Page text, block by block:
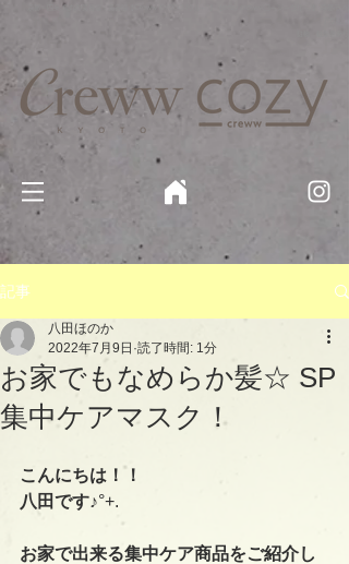
京都・四条 烏丸の美容室・美容院【Creww KYOTO (クルー)】【cozy creww(コージークルー)】 京都市 ヘ
記事
お家でもなめらか髪☆ SP
集中ケアマスク！
八田ほのか
2022年7月9日 読了時間: 1分
こんにちは！！
八田です♪°+.
お家で出来る集中ケア商品をご紹介し